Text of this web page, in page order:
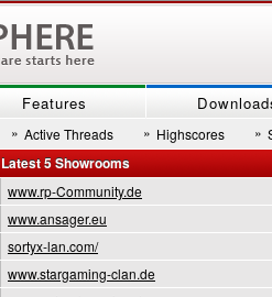
Features
» Active Threads » Highscores »
Latest 5 Showrooms
www.rp-Community.de
www.ansager.eu
sortyx-lan.com/
www.stargaming-clan.de